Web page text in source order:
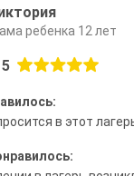
ребенка 12 лет
в этот